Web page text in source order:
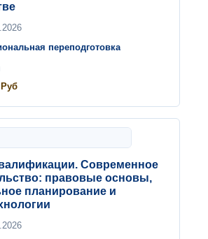
переподготовка
Руб
Современное
правовые основы,
планирование и